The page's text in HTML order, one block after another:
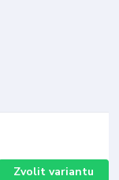
Zvolit variantu